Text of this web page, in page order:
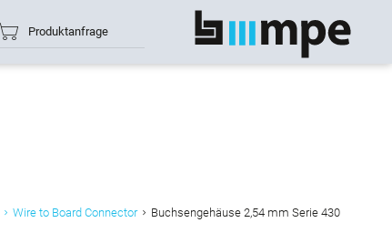
Produktanfrage Alle anzeigen
Wire to Board Connector Buchsengehäuse 2,54 mm Serie 430